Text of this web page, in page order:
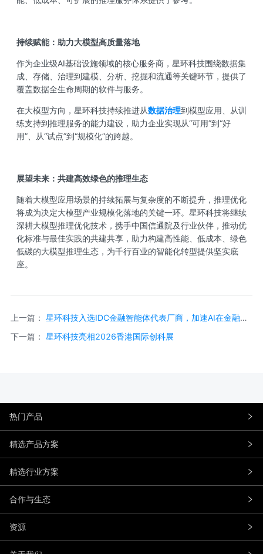
持续赋能：助力大模型高质量落地
作为企业级AI基础设施领域的核心服务商，星环科技围绕数据集
成、存储、治理到建模、分析、挖掘和流通等关键环节，提供了
覆盖数据全生命周期的软件与服务。
在大模型方向，星环科技持续推进从数据治理到模型应用、从训
练支持到推理服务的能力建设，助力企业实现从“可用”到“好
用”、从“试点”到“规模化”的跨越。
展望未来：共建高效绿色的推理生态
随着大模型应用场景的持续拓展与复杂度的不断提升，推理优化
将成为决定大模型产业规模化落地的关键一环。星环科技将继续
深耕大模型推理优化技术，携手中国信通院及行业伙伴，推动优
化标准与最佳实践的共建共享，助力构建高性能、低成本、绿色
低碳的大模型推理生态，为千行百业的智能化转型提供坚实底
座。
上一篇：
星环科技入选IDC金融智能体代表厂商，加速AI在金融场
下一篇：
星环科技亮相2026香港国际创科展
热门产品
精选产品方案
精选行业方案
合作与生态
资源